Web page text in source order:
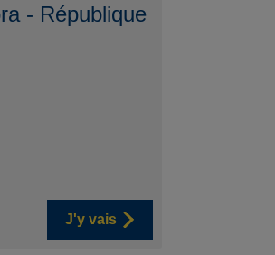
- République
J'y vais